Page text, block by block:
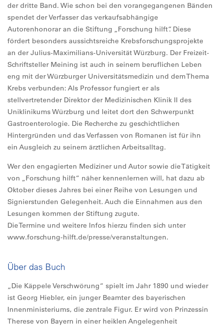
der dritte Band. Wie schon bei den vorangegangenen Bänden
spendet der Verfasser das verkaufsabhängige
Autorenhonorar an die Stiftung „Forschung hilft“. Diese
fördert besonders aussichtsreiche Krebsforschungsprojekte
an der Julius-Maximilians-Universität Würzburg. Der Freizeit-
Schriftsteller Meining ist auch in seinem beruflichen Leben
eng mit der Würzburger Universitätsmedizin und dem Thema
Krebs verbunden: Als Professor fungiert er als
stellvertretender Direktor der Medizinischen Klinik II des
Uniklinikums Würzburg und leitet dort den Schwerpunkt
Gastroenterologie. Die Recherche zu geschichtlichen
Hintergründen und das Verfassen von Romanen ist für ihn
ein Ausgleich zu seinem ärztlichen Arbeitsalltag.
Wer den engagierten Mediziner und Autor sowie die Tätigkeit
von „Forschung hilft“ näher kennenlernen will, hat dazu ab
Oktober dieses Jahres bei einer Reihe von Lesungen und
Signierstunden Gelegenheit. Auch die Einnahmen aus den
Lesungen kommen der Stiftung zugute.
Die Termine und weitere Infos hierzu finden sich unter
www.forschung-hilft.de/presse/veranstaltungen.
Über das Buch
„Die Käppele Verschwörung“ spielt im Jahr 1890 und wieder
ist Georg Hiebler, ein junger Beamter des bayerischen
Innenministeriums, die zentrale Figur. Er wird von Prinzessin
Therese von Bayern in einer heiklen Angelegenheit